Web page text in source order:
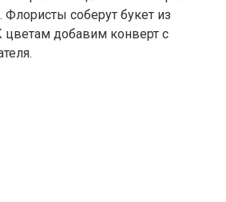
Флористы соберут букет из
цветам добавим конверт с